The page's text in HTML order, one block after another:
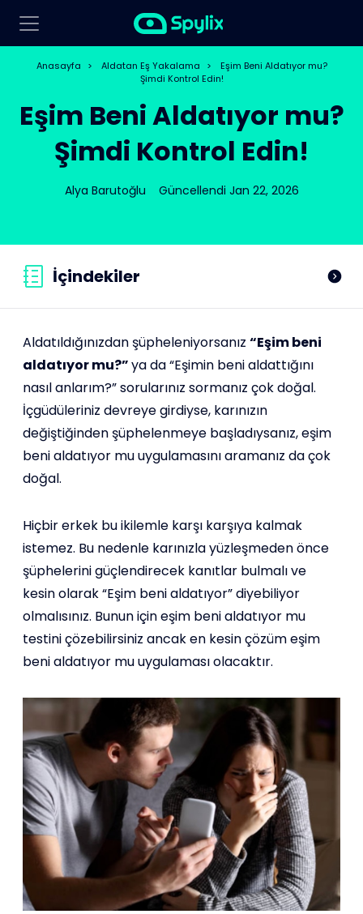
Anasayfa > Aldatan Eş Yakalama >
Eşim Beni Aldatıyor mu?
Şimdi Kontrol Edin!
Eşim Beni Aldatıyor mu?
Şimdi Kontrol Edin!
Alya Barutoğlu Güncellendi Jan 22, 2026
İçindekiler
Aldatıldığınızdan şüpheleniyorsanız “Eşim beni
aldatıyor mu?”ya da “Eşimin beni aldattığını
nasıl anlarım?” sorularınız sormanız çok doğal.
İçgüdüleriniz devreye girdiyse, karınızın
değiştiğinden şüphelenmeye başladıysanız, eşim
beni aldatıyor mu uygulamasını aramanız da çok
doğal.
Hiçbir erkek bu ikilemle karşı karşıya kalmak
istemez. Bu nedenle karınızla yüzleşmeden önce
şüphelerini güçlendirecek kanıtlar bulmalı ve
kesin olarak “Eşim beni aldatıyor” diyebiliyor
olmalısınız. Bunun için eşim beni aldatıyor mu
testini çözebilirsiniz ancak en kesin çözüm eşim
beni aldatıyor mu uygulaması olacaktır.